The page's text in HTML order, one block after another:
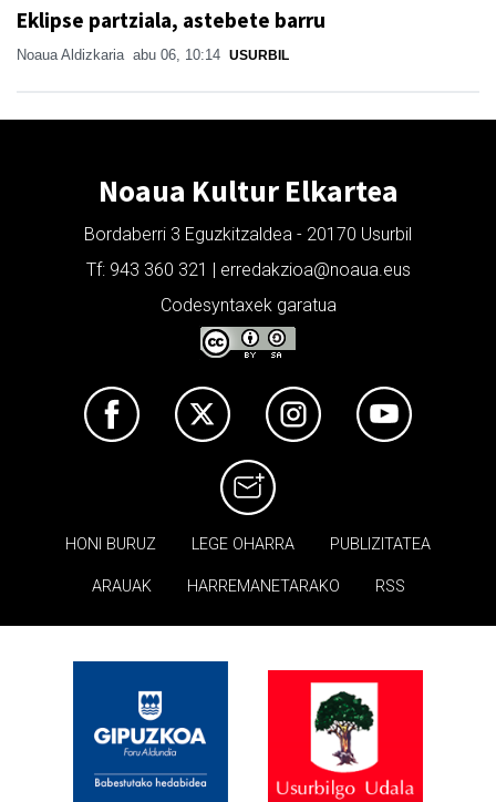
Eklipse partziala, astebete barru
Noaua Aldizkaria abu 06, 10:14 USURBIL
Noaua Kultur Elkartea
Bordaberri 3 Eguzkitzaldea - 20170 Usurbil
Tf: 943 360 321 | erredakzioa@noaua.eus
Codesyntaxek garatua
HONI BURUZ LEGE OHARRA PUBLIZITATEA
ARAUAK HARREMANETARAKO RSS